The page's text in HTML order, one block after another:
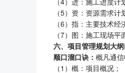
（5）资：资源需求计
（6）指：主要技术经
（7）图：施工现场平
六、项目管理规划大
顺口溜口诀： 概凡通
（1）概：项目概况；